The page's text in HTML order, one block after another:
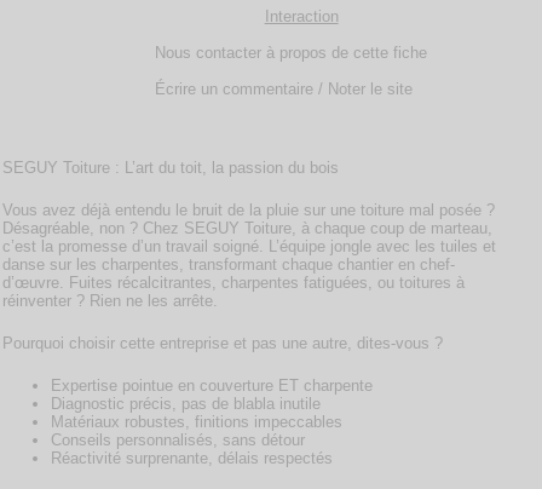
Interaction
Nous contacter à propos de cette fiche
Écrire un commentaire / Noter le site
SEGUY Toiture : L’art du toit, la passion du bois
Vous avez déjà entendu le bruit de la pluie sur une toiture mal posée ?
Désagréable, non ? Chez SEGUY Toiture, à chaque coup de marteau,
c’est la promesse d’un travail soigné. L’équipe jongle avec les tuiles et
danse sur les charpentes, transformant chaque chantier en chef-
d’œuvre. Fuites récalcitrantes, charpentes fatiguées, ou toitures à
réinventer ? Rien ne les arrête.
Pourquoi choisir cette entreprise et pas une autre, dites-vous ?
Expertise pointue en couverture ET charpente
Diagnostic précis, pas de blabla inutile
Matériaux robustes, finitions impeccables
Conseils personnalisés, sans détour
Réactivité surprenante, délais respectés